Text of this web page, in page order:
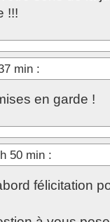
!!!
min :
en garde !
50 min :
félicitation